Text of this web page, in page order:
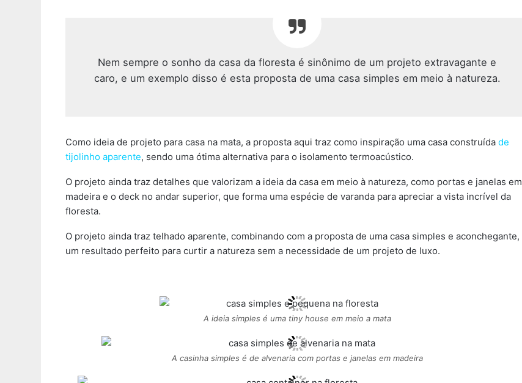
Nem sempre o sonho da casa da floresta é sinônimo de um projeto extravagante e
caro, e um exemplo disso é esta proposta de uma casa simples em meio à natureza.
Como ideia de projeto para casa na mata, a proposta aqui traz como inspiração uma casa construída de
tijolinho aparente, sendo uma ótima alternativa para o isolamento termoacústico.
O projeto ainda traz detalhes que valorizam a ideia da casa em meio à natureza, como portas e janelas em
madeira e o deck no andar superior, que forma uma espécie de varanda para apreciar a vista incrível da
floresta.
O projeto ainda traz telhado aparente, combinando com a proposta de uma casa simples e aconchegante,
um resultado perfeito para curtir a natureza sem a necessidade de um projeto de luxo.
A ideia simples é uma tiny house em meio a mata
A casinha simples é de alvenaria com portas e janelas em madeira